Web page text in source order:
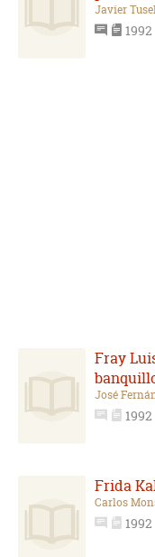
Javier
1992
Fray
José
1992
Frida
Carlos
1992